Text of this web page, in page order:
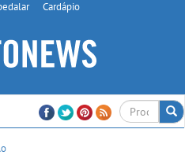
Cardápio